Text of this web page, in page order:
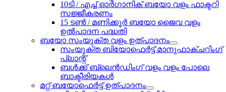
10ടി / എച്ച് ഓർഗാനിക് ബയോ വളം ഫാക്ടറി
സജ്ജീകരണം
15 ടൺ / മണിക്കൂർ ബയോ ജൈവ വളം
ഉൽപാദന പദ്ധതി
ബയോ സംയുക്ത വളം ഉത്പാദനം
സംയുക്ത ബിയോഫെർട്ട് മാനുഫാക്ചറിംഗ്
പ്ലാന്റ്
ബൾക്ക് ബ്ലെൻഡിംഗ് വളം വളം പോലെ
ബാക്ടീരിയകൾ
മറ്റ് ബയോഫെർട്ട് ഉത്പാദനം